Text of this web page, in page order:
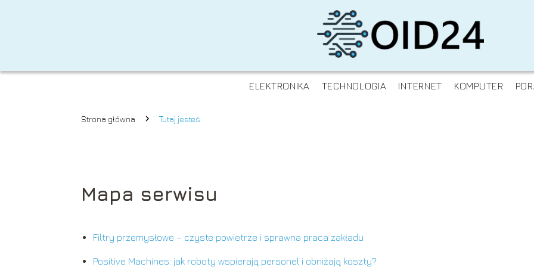
ELEKTRONIKA TECHNOLOGIA INTERNET KOMPUTER
Strona główna Tutaj jesteś
Mapa serwisu
Filtry przemysłowe – czyste powietrze i sprawna praca zakładu
Positive Machines: jak roboty wspierają personel i obniżają koszty?